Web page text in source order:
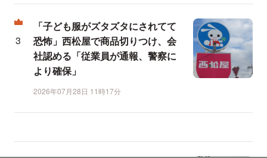
「子ども服がズタズタにされてて
恐怖」西松屋で商品切りつけ、会
社認める「従業員が通報、警察に
より確保」
2026年07月28日 11時17分